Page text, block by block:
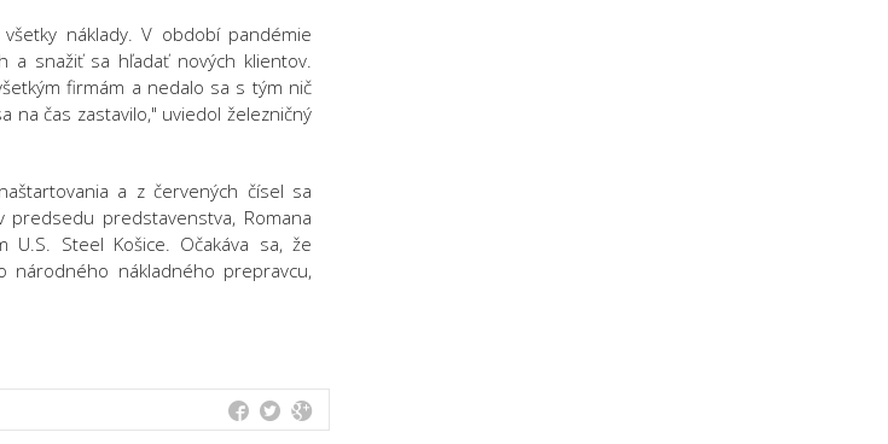
náklady. V období pandémie
a snažiť sa hľadať nových klientov.
firmám a nedalo sa s tým nič
čas zastavilo," uviedol železničný
a z červených čísel sa
predsedu predstavenstva, Romana
Steel Košice. Očakáva sa, že
národného nákladného prepravcu,